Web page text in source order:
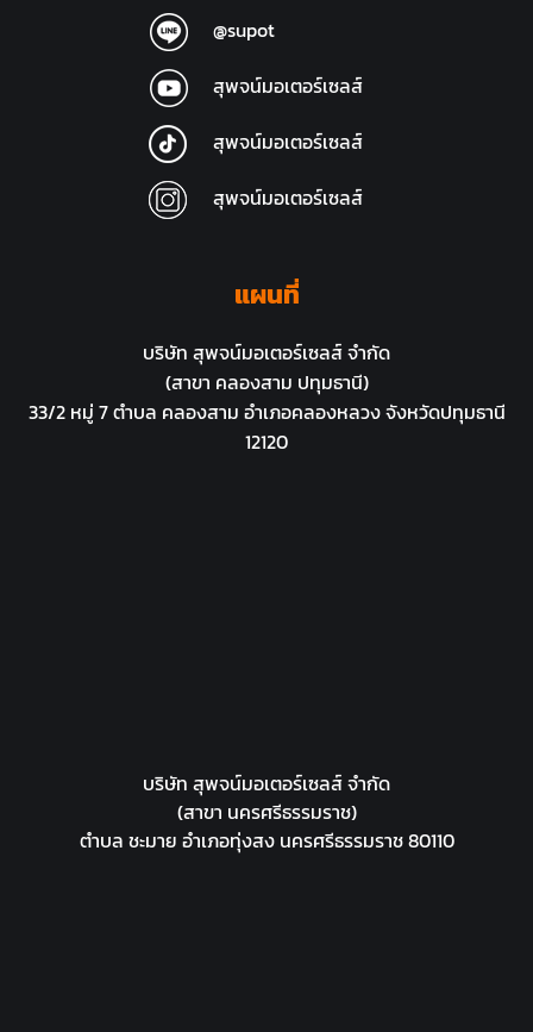
@supot
สุพจน์มอเตอร์เซลส์
สุพจน์มอเตอร์เซลส์
สุพจน์มอเตอร์เซลส์
แผนที่
บริษัท สุพจน์มอเตอร์เซลส์ จำกัด
(สาขา คลองสาม ปทุมธานี)
33/2 หมู่ 7 ตำบล คลองสาม อำเภอคลองหลวง จังหวัดปทุมธานี
12120
บริษัท สุพจน์มอเตอร์เซลส์ จำกัด
(สาขา นครศรีธรรมราช)
ตำบล ชะมาย อำเภอทุ่งสง นครศรีธรรมราช 80110